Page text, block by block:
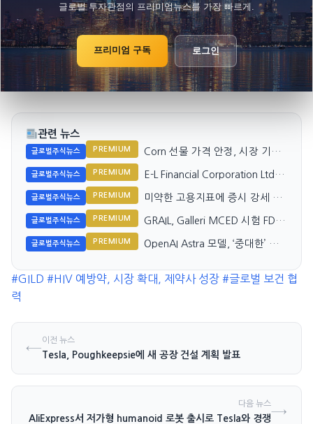
글로벌 투자관점의 프리미엄뉴스를 가장 빠르게.
프리미엄 구독 로그인
관련 뉴스
글로벌주식뉴스 PREMIUM
Corn 선물 가격 안정, 시장 기대
글로벌주식뉴스 PREMIUM
E-L Financial Corporation Ltd.
글로벌주식뉴스 PREMIUM
미약한 고용지표에 증시 강세 지
글로벌주식뉴스 PREMIUM
GRAIL, Galleri MCED 시험 FDA
글로벌주식뉴스 PREMIUM
OpenAI Astra 모델, ‘중대한’ 해
#GILD #HIV 예방약, 시장 확대, 제약사 성장 #글로벌 보건 협
력
←이전 뉴스
Tesla, Poughkeepsie에 새 공장 건설 계획 발표
다음 뉴스
AliExpress서 저가형 humanoid 로봇 출시로 Tesla와 경쟁→